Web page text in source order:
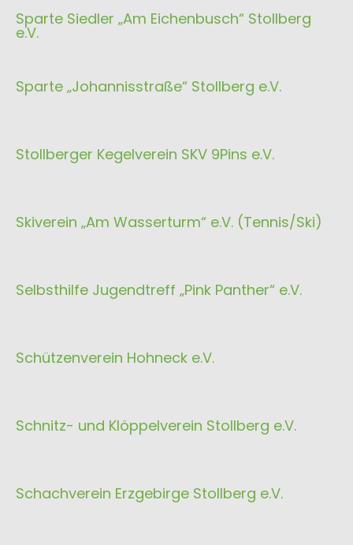
Sparte Siedler „Am Eichenbusch“ Stollberg
e.V.
Sparte „Johannisstraße“ Stollberg e.V.
Stollberger Kegelverein SKV 9Pins e.V.
Skiverein „Am Wasserturm“ e.V. (Tennis/Ski)
Selbsthilfe Jugendtreff „Pink Panther“ e.V.
Schützenverein Hohneck e.V.
Schnitz- und Klöppelverein Stollberg e.V.
Schachverein Erzgebirge Stollberg e.V.